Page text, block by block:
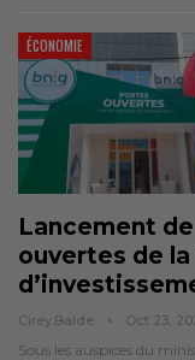
ÉCONOMIE
Lancement
ouvertes de
Cirey.balde Oct 23,
Sous les auspices du